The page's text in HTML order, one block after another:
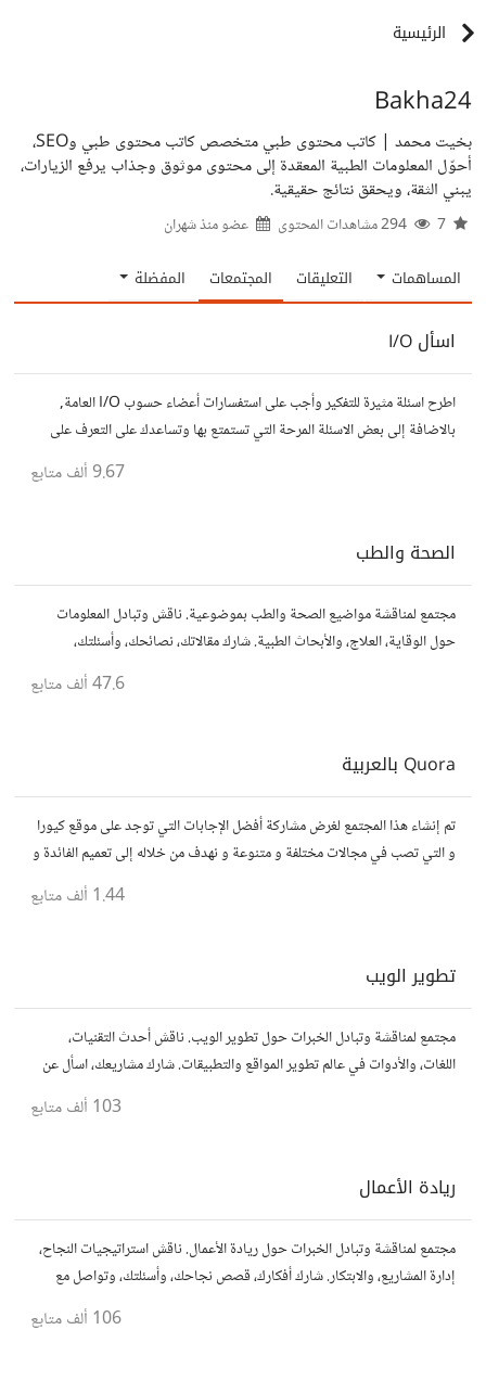
الرئيسية
Bakha24
بخيت محمد | كاتب محتوى طبي متخصص كاتب محتوى طبي وSEO،
أحوّل المعلومات الطبية المعقدة إلى محتوى موثوق وجذاب يرفع الزيارات،
يبني الثقة، ويحقق نتائج حقيقية.
عضو منذشهران
المساهمات التعليقات المجتمعات المفضلة
اسأل I/O
اطرح اسئلة مثيرة للتفكير وأجب على استفسارات أعضاء حسوب I/O العامة,
بالاضافة إلى بعض الاسئلة المرحة التي تستمتع بها وتساعدك على التعرف على
9.67 ألف متابع
الصحة والطب
مجتمع لمناقشة مواضيع الصحة والطب بموضوعية. ناقش وتبادل المعلومات
حول الوقاية، العلاج، والأبحاث الطبية. شارك مقالاتك، نصائحك، وأسئلتك،
47.6 ألف متابع
Quora بالعربية
تم إنشاء هذا المجتمع لغرض مشاركة أفضل الإجابات التي توجد على موقع كيورا
و التي تصب في مجالات مختلفة و متنوعة و نهدف من خلاله إلى تعميم الفائدة و
1.44 ألف متابع
تطوير الويب
مجتمع لمناقشة وتبادل الخبرات حول تطوير الويب. ناقش أحدث التقنيات،
اللغات، والأدوات في عالم تطوير المواقع والتطبيقات. شارك مشاريعك، اسأل عن
103 ألف متابع
ريادة الأعمال
مجتمع لمناقشة وتبادل الخبرات حول ريادة الأعمال. ناقش استراتيجيات النجاح،
إدارة المشاريع، والابتكار. شارك أفكارك، قصص نجاحك، وأسئلتك، وتواصل مع
106 ألف متابع